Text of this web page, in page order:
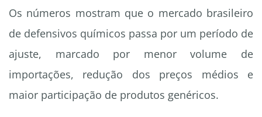
Os números mostram que o mercado brasileiro
de defensivos químicos passa por um período de
ajuste, marcado por menor volume de
importações, redução dos preços médios e
maior participação de produtos genéricos.